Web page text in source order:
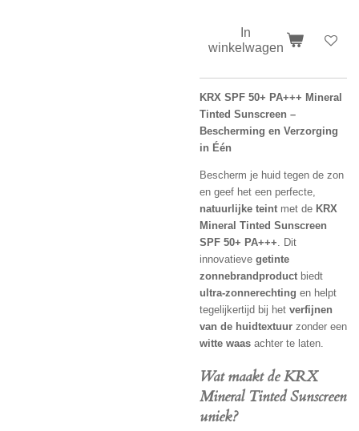
In
winkelwagen
KRX SPF 50+ PA+++ Mineral
Tinted Sunscreen –
Bescherming en Verzorging
in Één
Bescherm je huid tegen de zon
en geef het een perfecte,
natuurlijke teint met de KRX
Mineral Tinted Sunscreen
SPF 50+ PA+++ . Dit
innovatieve getinte
zonnebrandproduct biedt
ultra-zonnerechting en helpt
tegelijkertijd bij het verfijnen
van de huidtextuur zonder een
witte waas achter te laten.
Wat maakt de KRX
Mineral Tinted Sunscreen
uniek?